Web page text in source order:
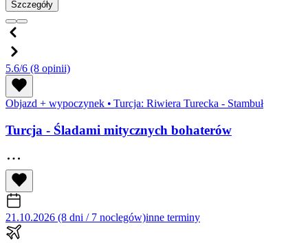
Szczegóły
5.6/6 (8 opinii)
Objazd + wypoczynek • Turcja: Riwiera Turecka - Stambuł
Turcja - Śladami mitycznych bohaterów
21.10.2026 (8 dni / 7 noclegów)inne terminy